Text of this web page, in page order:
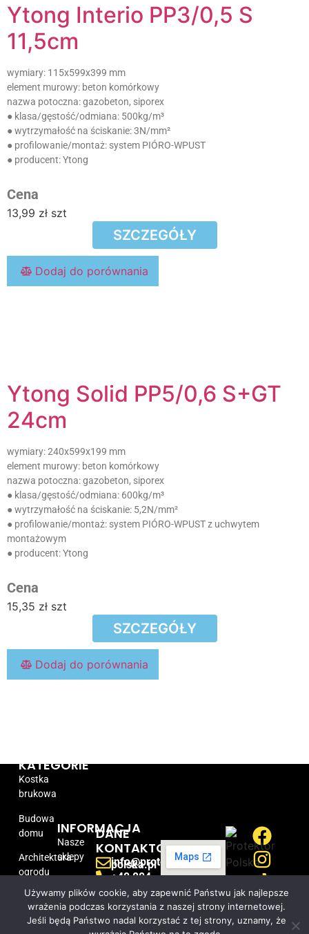
Ytong Interio PP3/0,5 S
11,5cm
wymiary: 115x599x399 mm
element murowy: beton komórkowy
nazwa potoczna:gazobeton, siporex
● klasa/gęstość/odmiana: 500kg/m³
● wytrzymałość na ściskanie:3N/mm²
● profilowanie/montaż: system PIÓRO-WPUST
● producent:Ytong
Cena
13,99 zł szt
SZCZEGÓŁY
Dodaj do porównania
Ytong Solid PP5/0,6 S+GT
24cm
wymiary:240x599x199 mm
element murowy: beton komórkowy
nazwa potoczna:gazobeton, siporex
● klasa/gęstość/odmiana: 600kg/m³
● wytrzymałość na ściskanie: 5,2N/mm²
● profilowanie/montaż: system PIÓRO-WPUST z uchwytem
montażowym
● producent:Ytong
Cena
15,35 zł szt
SZCZEGÓŁY
Dodaj do porównania
KATEGORIE
Kostka
brukowa
Budowa
domu
Architektura
ogrodu
Promocje
INFORMACJA
Nasze
sklepy
z
nami
DANE
KONTAKTOWE
info@protektor-
polska.pl
+48 884
077 377
PROTEKTOR-
POLSKA sp.
z o.o.
Jarząbkowa
Używamy plików cookie, aby zapewnić Państwu jak najlepsze
wrażenia podczas korzystania z naszej strony internetowej.
Jeśli będą Państwo nadal korzystać z tej strony, uznamy, że